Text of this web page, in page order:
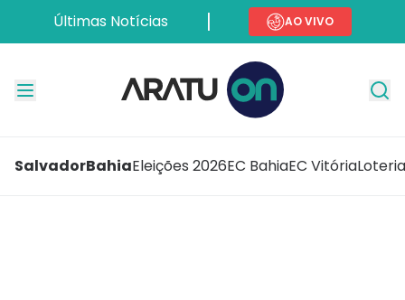
Últimas Notícias AO VIVO
SalvadorBahiaEleições 2026EC BahiaEC Vitória